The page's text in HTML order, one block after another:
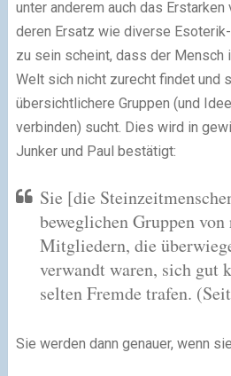
unter anderem auch das
deren Ersatz wie diverse
zu sein scheint, dass der Mensch
Welt sich nicht zurecht findet und
übersichtlichere Gruppen (und
verbinden) sucht. Dies wird in
Junker und Paul bestätigt:
Sie [die
beweglichen Gruppen von
Mitgliedern, die
verwandt waren, sich gut
selten Fremde trafen.
Sie werden dann genauer, wenn